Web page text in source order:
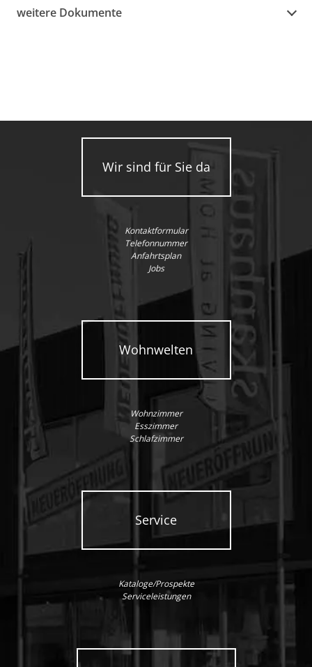
weitere Dokumente
Wir sind für Sie da
Kontaktformular
Telefonnummer
Anfahrtsplan
Jobs
Wohnwelten
Wohnzimmer
Esszimmer
Schlafzimmer
Service
Kataloge/Prospekte
Serviceleistungen